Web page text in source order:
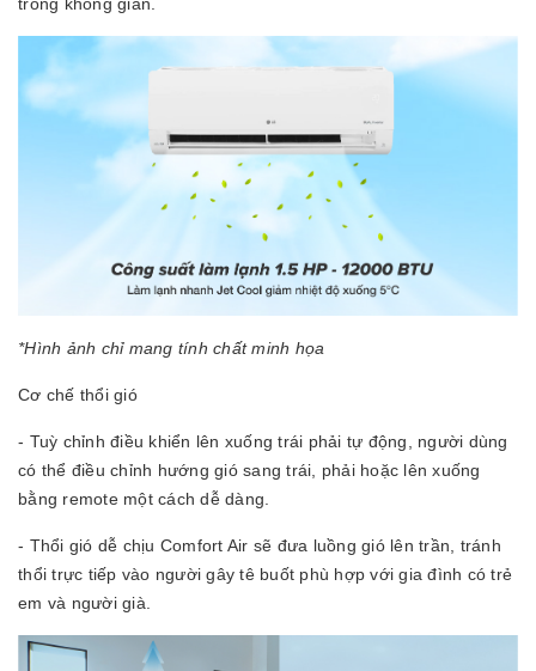
*Hình ảnh chỉ mang tính chất minh họa
Cơ chế thổi gió
- Tuỳ chỉnh điều khiển lên xuống trái phải tự động, người dùng
có thể điều chỉnh hướng gió sang trái, phải hoặc lên xuống
bằng remote một cách dễ dàng.
- Thổi gió dễ chịu Comfort Air sẽ đưa luồng gió lên trần, tránh
thổi trực tiếp vào người gây tê buốt phù hợp với gia đình có trẻ
em và người già.